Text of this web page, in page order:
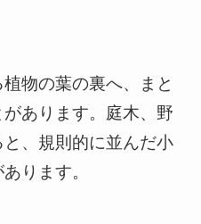
物の葉の裏へ、まと
あります。庭木、野
、規則的に並んだ小
ります。